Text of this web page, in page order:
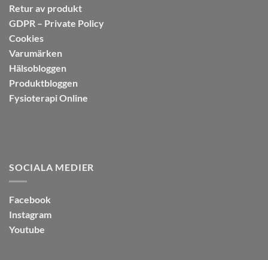
Retur av produkt
GDPR – Private Policy
Cookies
Varumärken
Hälsobloggen
Produktbloggen
Fysioterapi Online
SOCIALA MEDIER
Facebook
Instagram
Youtube